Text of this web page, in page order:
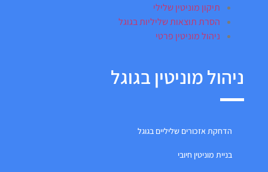
תיקון מוניטין שלילי
הסרת תוצאות שליליות בגוגל
ניהול מוניטין פרטי
ניהול מוניטין בגוגל
הדחקת אזכורים שליליים בגוגל
בניית מוניטין חיובי